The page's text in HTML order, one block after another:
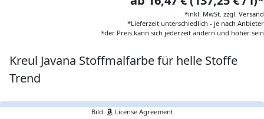
*inkl. MwSt. zzgl. Versand
*Lieferzeit unterschiedlich - je nach Anbieter
*der Preis kann sich jederzeit ändern und höher sein
Kreul Javana Stoffmalfarbe für helle Stoffe
Trend
Bild: License Agreement